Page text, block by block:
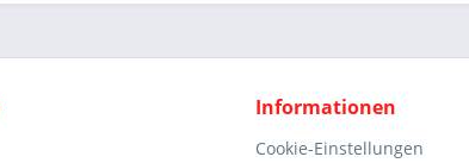
Informationen
Cookie-Einstellungen